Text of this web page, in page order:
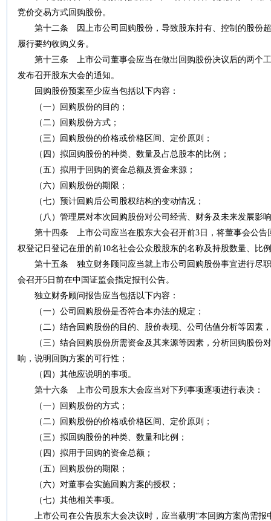
竞价交易方式回购股份。
第十二条 因上市公司回购股份，导致股东持有、控制的股份超
履行要约收购义务。
第十三条 上市公司董事会应当在做出回购股份决议后的两个
发布召开股东大会的通知。
回购股份预案至少应当包括以下内容：
（一）回购股份的目的；
（二）回购股份方式；
（三）回购股份的价格或价格区间、定价原则；
（四）拟回购股份的种类、数量及占总股本的比例；
（五）拟用于回购的资金总额及资金来源；
（六）回购股份的期限；
（七）预计回购后公司股权结构的变动情况；
（八）管理层对本次回购股份对公司经营、财务及未来发展影
第十四条 上市公司应当在股东大会召开前3 日，将董事会公
权登记日登记在册的前10名社会公众股股东的名称及持股数量、比
第十五条 独立财务顾问应当就上市公司回购股份事宜进行尽
会召开5 日前在中国证监会指定报刊公告。
独立财务顾问报告应当包括以下内容：
（一）公司回购股份是否符合本办法的规定；
（二）结合回购股份的目的、股价表现、公司估值分析等因素
（三）结合回购股份所需资金及其来源等因素，分析回购股份
响，说明回购方案的可行性；
（四）其他应说明的事项。
第十六条 上市公司股东大会应当对下列事项逐项进行表决：
（一）回购股份的方式；
（二）回购股份的价格或价格区间、定价原则；
（三）拟回购股份的种类、数量和比例；
（四）拟用于回购的资金总额；
（五）回购股份的期限；
（六）对董事会实施回购方案的授权；
（七）其他相关事项。
上市公司在公告股东大会决议时，应当载明“本回购方案尚需报